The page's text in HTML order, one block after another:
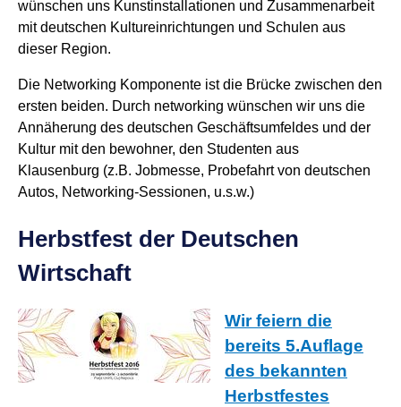
wünschen uns Kunstinstallationen und Zusammenarbeit
mit deutschen Kultureinrichtungen und Schulen aus
dieser Region.
Die Networking Komponente ist die Brücke zwischen den
ersten beiden. Durch networking wünschen wir uns die
Annäherung des deutschen Geschäftsumfeldes und der
Kultur mit den bewohner, den Studenten aus
Klausenburg (z.B. Jobmesse, Probefahrt von deutschen
Autos, Networking-Sessionen, u.s.w.)
Herbstfest der Deutschen
Wirtschaft
Wir feiern die
bereits 5.Auflage
des bekannten
Herbstfestes